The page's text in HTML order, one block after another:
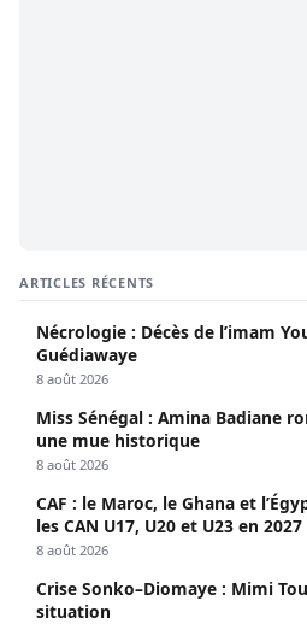
ARTICLES RÉCENTS
Nécrologie : Décès de l’imam
Guédiawaye
8 août 2026
Miss Sénégal : Amina Badiane
une mue historique
8 août 2026
CAF : le Maroc, le Ghana et
les CAN U17, U20 et U23 en 2027
8 août 2026
Crise Sonko–Diomaye : Mimi
situation